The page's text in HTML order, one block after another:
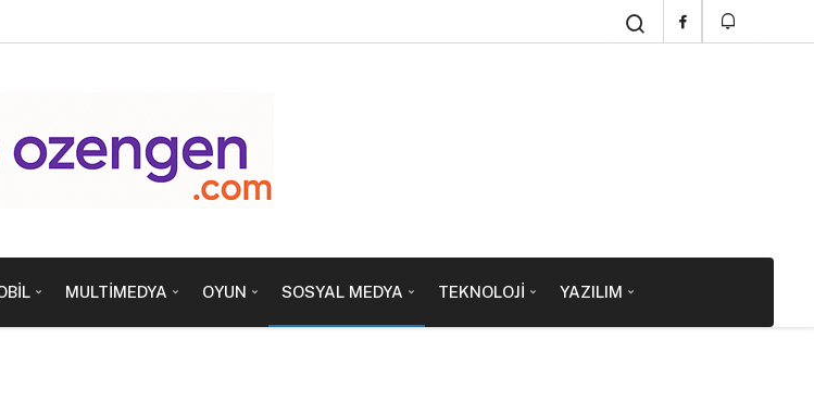
MULTIMEDYA OYUN SOSYAL MEDYA TEKNOLOJI YAZILIM